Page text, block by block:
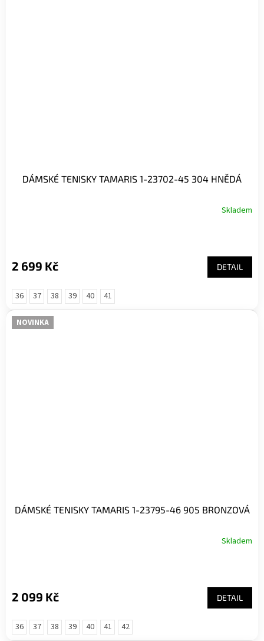
DÁMSKÉ TENISKY TAMARIS 1-23702-45 304 HNĚDÁ
Skladem
2 699 Kč DETAIL
36 37 38 39 40 41
NOVINKA
DÁMSKÉ TENISKY TAMARIS 1-23795-46 905 BRONZOVÁ
Skladem
2 099 Kč DETAIL
36 37 38 39 40 41 42